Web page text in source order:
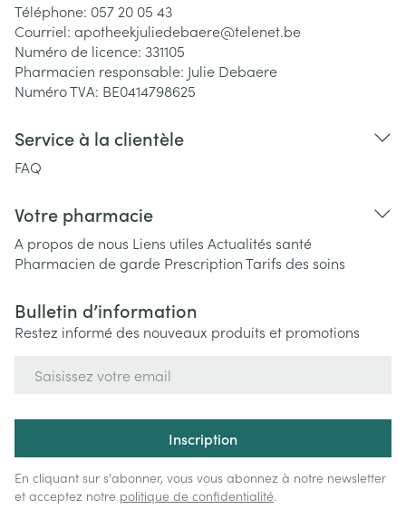
Téléphone: 057 20 05 43
Courriel: apotheekjuliedebaere@telenet.be
Numéro de licence: 331105
Pharmacien responsable: Julie Debaere
Numéro TVA: BE0414798625
Service à la clientèle
FAQ
Votre pharmacie
A propos de nous Liens utiles Actualités santé
Pharmacien de garde PrescriptionTarifs des soins
Bulletin d’information
Restez informé des nouveaux produits et promotions
Inscription
En cliquant sur s'abonner, vous vous abonnez à notre newsletter
et acceptez notre politique de confidentialité.